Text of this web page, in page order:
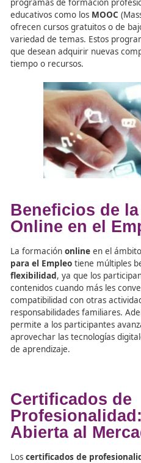
Formación
Programas
formación continuaes
quienes buscan mejorar
actualizados en su campo
programas de formación
educativos como losMOOC
ofrecen cursos gratuitos o
que desean adquirir
tiempo o recursos.
Beneficios
Online en el
La formaciónonlineen el
para el Empleotiene